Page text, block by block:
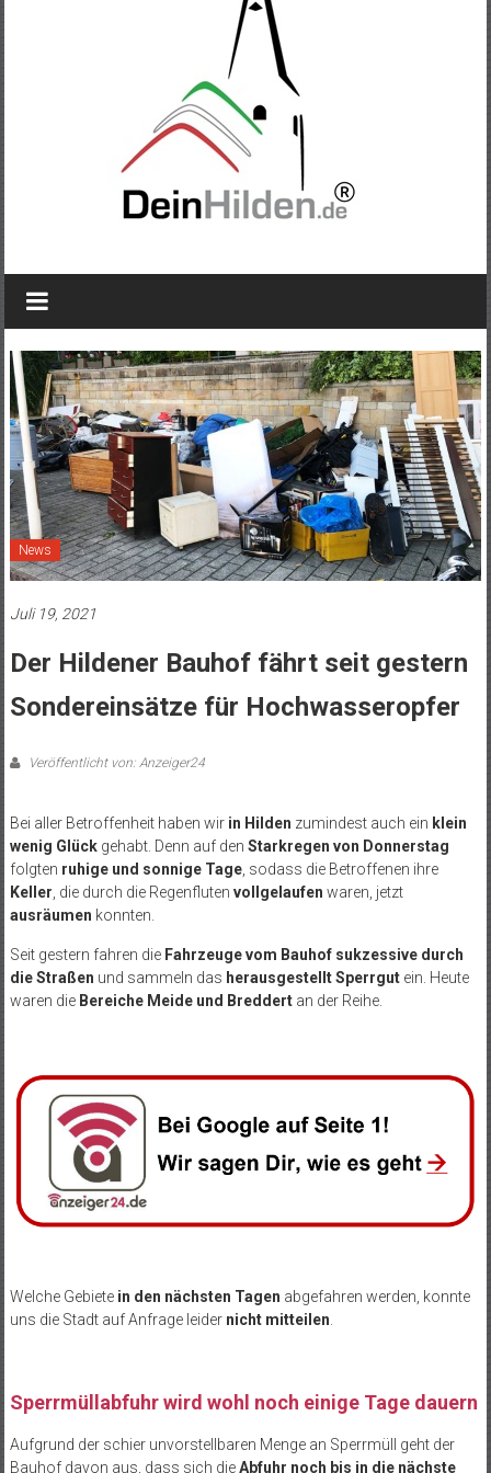
News
Juli 19, 2021
Der Hildener Bauhof fährt seit gestern
Sondereinsätze für Hochwasseropfer
Veröffentlicht von: Anzeiger24
Bei aller Betroffenheit haben wir in Hilden zumindest auch ein klein
wenig Glückgehabt. Denn auf den Starkregen von Donnerstag
folgten ruhige und sonnige Tage, sodass die Betroffenen ihre
Keller , die durch die Regenfluten vollgelaufen waren, jetzt
ausräumen konnten.
Seit gestern fahren die Fahrzeuge vom Bauhof sukzessive durch
die Straßen und sammeln das herausgestellt Sperrgutein. Heute
waren die Bereiche Meide und Breddertan der Reihe.
Welche Gebiete in den nächsten Tagen abgefahren werden, konnte
uns die Stadt auf Anfrage leider nicht mitteilen
Sperrmüllabfuhr wird wohl noch einige Tage dauern
Aufgrund der schier unvorstellbaren Menge an Sperrmüll geht der
Bauhof davon aus, dass sich dieAbfuhr noch bis in die nächste